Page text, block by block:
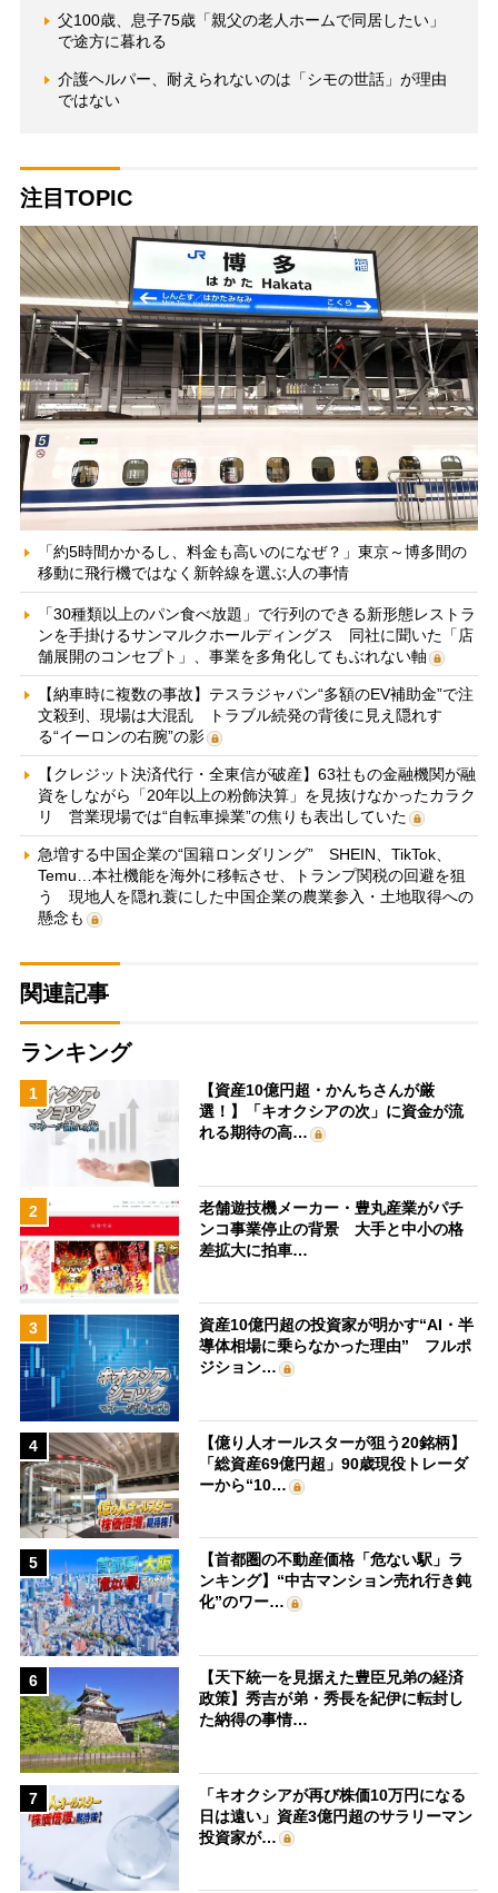
父100歳、息子75歳「親父の老人ホームで同居したい」
で途方に暮れる
介護ヘルパー、耐えられないのは「シモの世話」が理由
ではない
注目TOPIC
「約5時間かかるし、料金も高いのになぜ？」東京～博多間の
移動に飛行機ではなく新幹線を選ぶ人の事情
「30種類以上のパン食べ放題」で行列のできる新形態レストラ
ンを手掛けるサンマルクホールディングス 同社に聞いた「店
舗展開のコンセプト」、事業を多角化してもぶれない軸
【納車時に複数の事故】テスラジャパン“多額のEV補助金”で注
文殺到、現場は大混乱 トラブル続発の背後に見え隠れす
る“イーロンの右腕”の影
【クレジット決済代行・全東信が破産】63社もの金融機関が融
資をしながら「20年以上の粉飾決算」を見抜けなかったカラク
リ 営業現場では“自転車操業”の焦りも表出していた
急増する中国企業の“国籍ロンダリング” SHEIN、TikTok、
Temu…本社機能を海外に移転させ、トランプ関税の回避を狙
う 現地人を隠れ蓑にした中国企業の農業参入・土地取得への
懸念も
関連記事
ランキング
1
【資産10億円超・かんちさんが厳
選！】「キオクシアの次」に資金が流
れる期待の高…
2
老舗遊技機メーカー・豊丸産業がパチ
ンコ事業停止の背景 大手と中小の格
差拡大に拍車…
3
資産10億円超の投資家が明かす“AI・半
導体相場に乗らなかった理由” フルポ
ジション…
4
【億り人オールスターが狙う20銘柄】
「総資産69億円超」90歳現役トレーダ
ーから“10…
5
【首都圏の不動産価格「危ない駅」ラ
ンキング】“中古マンション売れ行き鈍
化”のワー…
6
【天下統一を見据えた豊臣兄弟の経済
政策】秀吉が弟・秀長を紀伊に転封し
た納得の事情…
7
「キオクシアが再び株価10万円になる
日は遠い」資産3億円超のサラリーマン
投資家が…